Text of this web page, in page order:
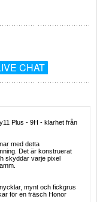
CHAT
Plus - 9H - klarhet från
med detta
Det är konstruerat
skyddar varje pixel
mynt och fickgrus
för en fräsch Honor